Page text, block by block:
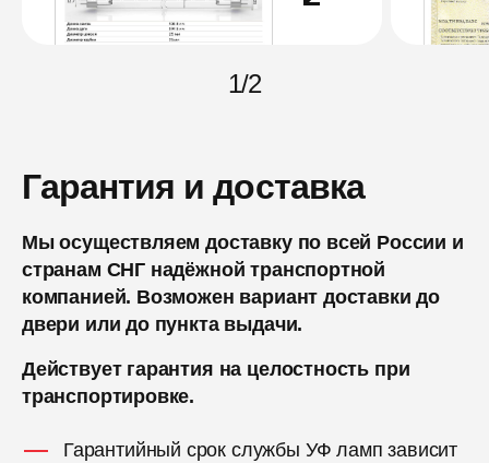
1/2
Гарантия и доставка
Мы осуществляем доставку по всей России и
странам СНГ надёжной транспортной
компанией. Возможен вариант доставки до
двери или до пункта выдачи.
Действует гарантия на целостность при
транспортировке.
Гарантийный срок службы УФ ламп зависит